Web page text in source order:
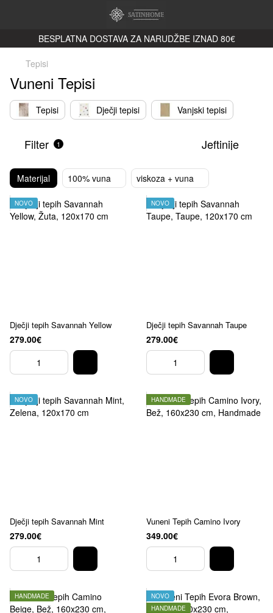
BESPLATNA DOSTAVA ZA NARUDŽBE IZNAD 80€
Tepisi
Vuneni Tepisi
Tepisi Dječji tepisi Vanjski tepisi
Filter 1 Jeftinije
Materijal 100% vuna viskoza + vuna
NOVO
Dječji tepih Savannah Yellow
279.00€
NOVO
Dječji tepih Savannah Taupe
279.00€
NOVO
Dječji tepih Savannah Mint
279.00€
HANDMADE
Vuneni Tepih Camino Ivory
349.00€
HANDMADE
NOVO
HANDMADE